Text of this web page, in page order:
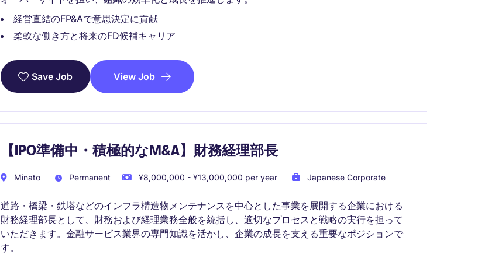
経営直結のFP&Aで意思決定に貢献
柔軟な働き方と将来のFD候補キャリア
Save Job View Job
【IPO準備中・積極的なM&A】財務経理部長
Minato Permanent ¥8,000,000 - ¥13,000,000 per year Japanese Corporate
道路・橋梁・鉄塔などのインフラ構造物メンテナンスを中心とした事業を展開する企業における
財務経理部長として、財務および経理業務全般を統括し、適切なプロセスと戦略の実行を担って
いただきます。金融サービス業界の専門知識を活かし、企業の成長を支える重要なポジションで
す。